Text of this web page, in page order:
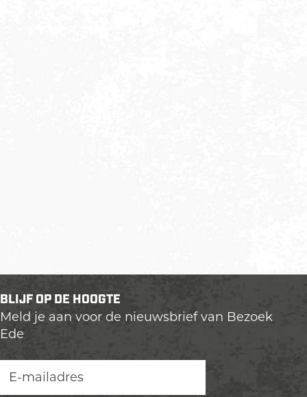
BLIJF OP DE HOOGTE
Meld je aan voor de nieuwsbrief van Bezoek
Ede